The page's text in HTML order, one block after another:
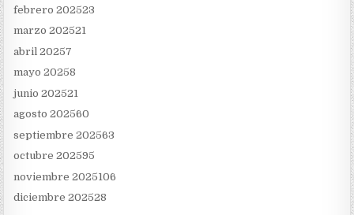
febrero 202523
marzo 202521
abril 20257
mayo 20258
junio 202521
agosto 202560
septiembre 202563
octubre 202595
noviembre 2025106
diciembre 202528